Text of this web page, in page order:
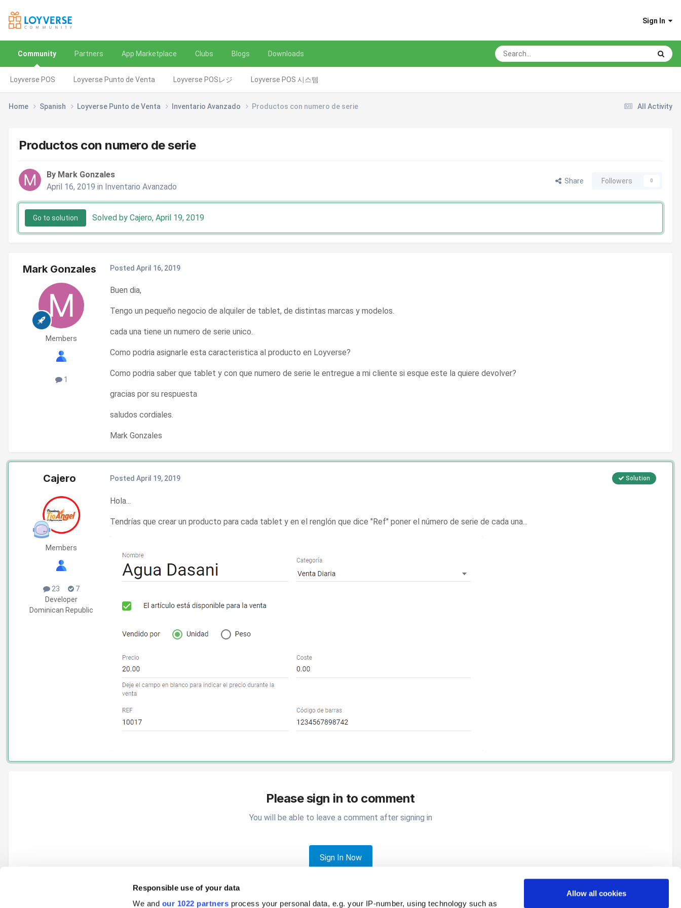
Responsible use of your data
We and our 1022 partners process your personal data, e.g. your IP-number, using technology such as
Allow all cookies
Sign In
Community
Loyverse POS Loyverse Punto de Venta Loyverse POSレジ Loyverse POS 시스템
Partners App Marketplace Clubs Blogs Downloads
All Activity
Home Spanish Loyverse Punto de Venta Inventario Avanzado Productos con numero de serie
Productos con numero de serie
By Mark Gonzales
April 16, 2019 in Inventario Avanzado
Share Followers 0
Go to solution Solved by Cajero, April 19, 2019
Mark Gonzales
Members
1
Posted April 16, 2019
Buen dia,
Tengo un pequeño negocio de alquiler de tablet, de distintas marcas y modelos.
cada una tiene un numero de serie unico.
Como podria asignarle esta caracteristica al producto en Loyverse?
Como podria saber que tablet y con que numero de serie le entregue a mi cliente si esque este la quiere devolver?
gracias por su respuesta
saludos cordiales.
Mark Gonzales
Cajero
Members
23
7
Developer
Dominican Republic
Solution
Posted April 19, 2019
Hola...
Tendrías que crear un producto para cada tablet y en el renglón que dice "Ref" poner el número de serie de cada una...
Please sign in to comment
You will be able to leave a comment after signing in
Sign In Now